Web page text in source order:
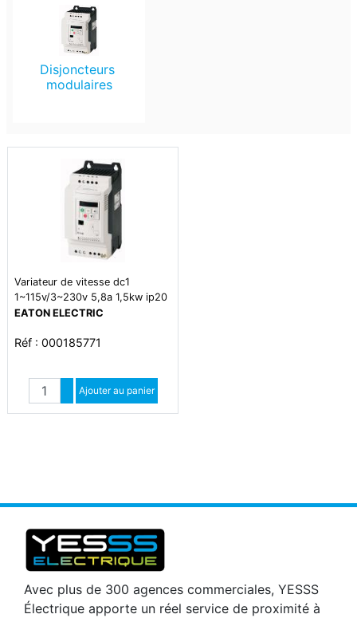
Disjoncteurs
modulaires
Variateur de vitesse dc1
1~115v/3~230v 5,8a 1,5kw ip20
EATON ELECTRIC
Réf : 000185771
Quantité
Augmenter quantité
Diminuer quantité
Ajouter au panier
Avec plus de 300 agences commerciales, YESSS
Électrique apporte un réel service de proximité à